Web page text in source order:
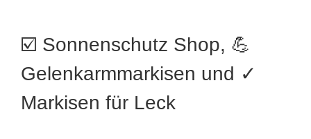
☑️ Sonnenschutz Shop, 💪
Gelenkarmmarkisen und ✓
Markisen für Leck